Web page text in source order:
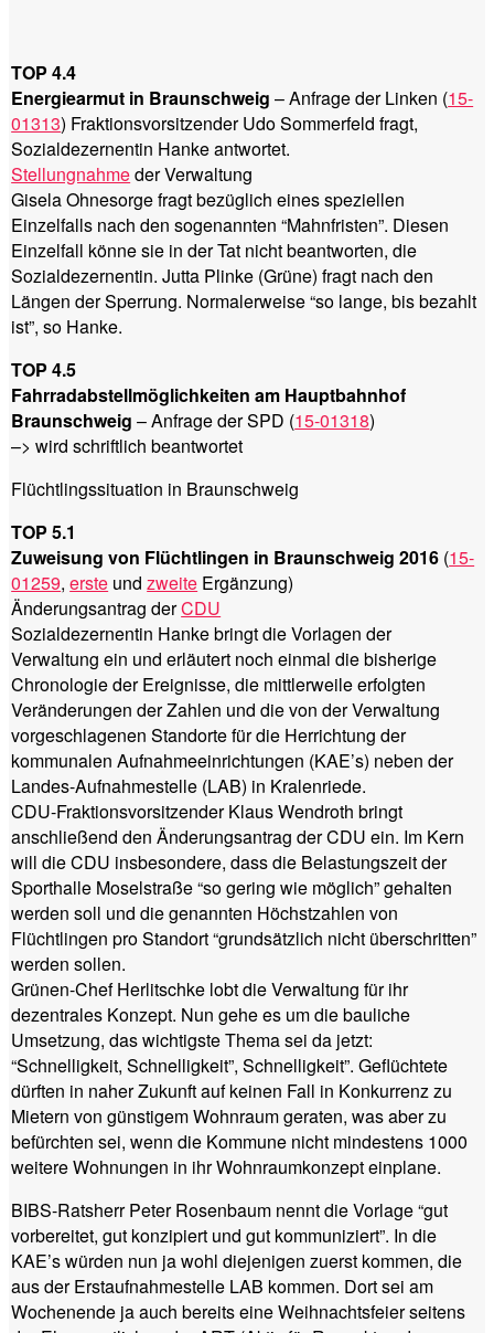
TOP 4.4
Energiearmut in Braunschweig – Anfrage der Linken (15-
01313) Fraktionsvorsitzender Udo Sommerfeld fragt,
Sozialdezernentin Hanke antwortet.
Stellungnahmeder Verwaltung
Gisela Ohnesorge fragt bezüglich eines speziellen
Einzelfalls nach den sogenannten “Mahnfristen”. Diesen
Einzelfall könne sie in der Tat nicht beantworten, die
Sozialdezernentin. Jutta Plinke (Grüne) fragt nach den
Längen der Sperrung. Normalerweise “so lange, bis bezahlt
ist”, so Hanke.
TOP 4.5
Fahrradabstellmöglichkeiten am Hauptbahnhof
Braunschweig – Anfrage der SPD (15-01318)
–> wird schriftlich beantwortet
Flüchtlingssituation in Braunschweig
TOP 5.1
Zuweisung von Flüchtlingen in Braunschweig 2016 (15-
01259,erste undzweite Ergänzung)
Änderungsantrag derCDU
Sozialdezernentin Hanke bringt die Vorlagen der
Verwaltung ein und erläutert noch einmal die bisherige
Chronologie der Ereignisse, die mittlerweile erfolgten
Veränderungen der Zahlen und die von der Verwaltung
vorgeschlagenen Standorte für die Herrichtung der
kommunalen Aufnahmeeinrichtungen (KAE’s) neben der
Landes-Aufnahmestelle (LAB) in Kralenriede.
CDU-Fraktionsvorsitzender Klaus Wendroth bringt
anschließend den Änderungsantrag der CDU ein. Im Kern
will die CDU insbesondere, dass die Belastungszeit der
Sporthalle Moselstraße “so gering wie möglich” gehalten
werden soll und die genannten Höchstzahlen von
Flüchtlingen pro Standort “grundsätzlich nicht überschritten”
werden sollen.
Grünen-Chef Herlitschke lobt die Verwaltung für ihr
dezentrales Konzept. Nun gehe es um die bauliche
Umsetzung, das wichtigste Thema sei da jetzt:
“Schnelligkeit, Schnelligkeit”, Schnelligkeit”. Geflüchtete
dürften in naher Zukunft auf keinen Fall in Konkurrenz zu
Mietern von günstigem Wohnraum geraten, was aber zu
befürchten sei, wenn die Kommune nicht mindestens 1000
weitere Wohnungen in ihr Wohnraumkonzept einplane.
BIBS-Ratsherr Peter Rosenbaum nennt die Vorlage “gut
vorbereitet, gut konzipiert und gut kommuniziert”. In die
KAE’s würden nun ja wohl diejenigen zuerst kommen, die
aus der Erstaufnahmestelle LAB kommen. Dort sei am
Wochenende ja auch bereits eine Weihnachtsfeier seitens